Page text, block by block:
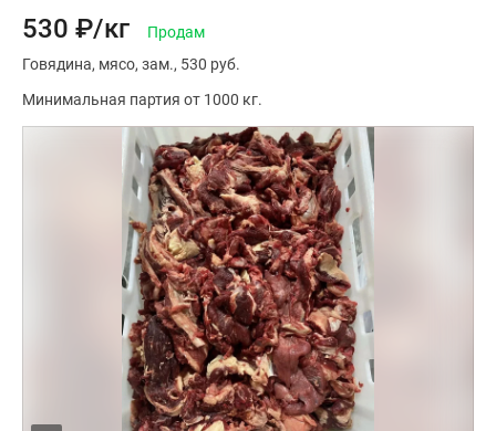
530 ₽/кг
Продам
Говядина мясо зам. 530 руб.
Минимальная партия от 1000 кг.